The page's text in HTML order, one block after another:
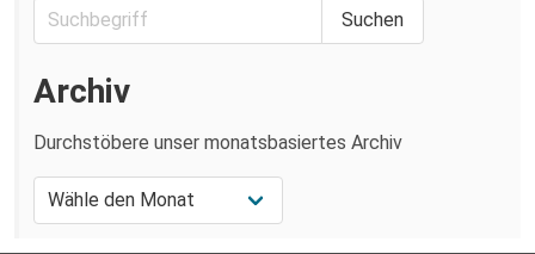
Archiv
Durchstöbere unser monatsbasiertes Archiv